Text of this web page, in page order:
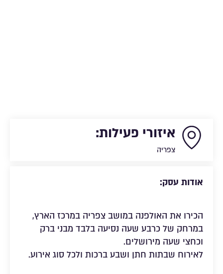
איזורי פעילות:
צפריה
אודות עסק:
הכירו את האולפנה במושב צפריה במרכז הארץ,
במרחק של כרבע שעה נסיעה בלבד מבני ברק
וכחצי שעה מירושלים.
לאירוח שבתות חתן ושבע ברכות ולכל סוג אירוע.